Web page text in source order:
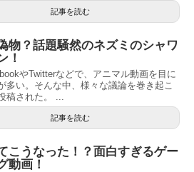
記事を読む
物？話題騒然のネズミのシャワ
！
やTwitterなどで、アニマル動画を目に
多い。そんな中、様々な議論を巻き起こ
稿された。 ...
記事を読む
こうなった！？面白すぎるゲー
動画！